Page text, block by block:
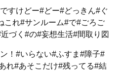
すけどー#どー#どっきん#ぐ
これ#サンルーム#で#ごろご
づく#の#妄想生活#間取り図
！#いらない#ふすま#障子#
れ#あそこだけ#残ってる#結